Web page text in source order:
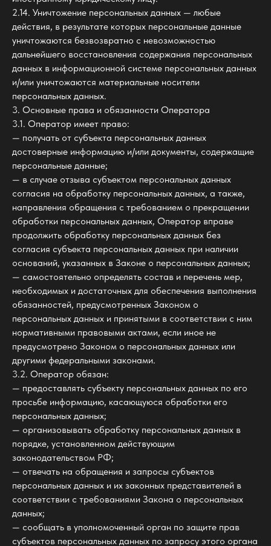
2.14. Уничтожение персональных данных — любые
действия, в результате которых персональные данные
уничтожаются безвозвратно с невозможностью
дальнейшего восстановления содержания персональных
данных в информационной системе персональных данных
и/или уничтожаются материальные носители
персональных данных.
3. Основные права и обязанности Оператора
3.1. Оператор имеет право:
— получать от субъекта персональных данных
достоверные информацию и/или документы, содержащие
персональные данные;
— в случае отзыва субъектом персональных данных
согласия на обработку персональных данных, а также,
направления обращения с требованием о прекращении
обработки персональных данных, Оператор вправе
продолжить обработку персональных данных без
согласия субъекта персональных данных при наличии
оснований, указанных в Законе о персональных данных;
— самостоятельно определять состав и перечень мер,
необходимых и достаточных для обеспечения выполнения
обязанностей, предусмотренных Законом о
персональных данных и принятыми в соответствии с ним
нормативными правовыми актами, если иное не
предусмотрено Законом о персональных данных или
другими федеральными законами.
3.2. Оператор обязан:
— предоставлять субъекту персональных данных по его
просьбе информацию, касающуюся обработки его
персональных данных;
— организовывать обработку персональных данных в
порядке, установленном действующим
законодательством РФ;
— отвечать на обращения и запросы субъектов
персональных данных и их законных представителей в
соответствии с требованиями Закона о персональных
данных;
— сообщать в уполномоченный орган по защите прав
субъектов персональных данных по запросу этого органа